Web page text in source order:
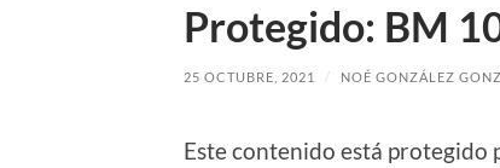
Protegido: BM
25 OCTUBRE, 2021 / NOÉ GONZÁLEZ
Este contenido está